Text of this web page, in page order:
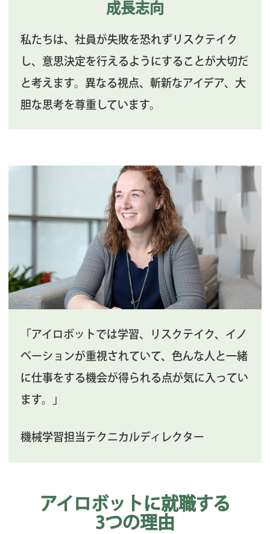
成長志向
私たちは、社員が失敗を恐れずリスクテイク
し、意思決定を行えるようにすることが大切だ
と考えます。 異なる視点、斬新なアイデア、大
胆な思考を尊重しています。
「アイロボットでは学習、リスクテイク、イノ
ベーションが重視されていて、色んな人と一緒
に仕事をする機会が得られる点が気に入ってい
ます。」
機械学習担当テクニカルディレクター
アイロボットに就職する
3つの理由